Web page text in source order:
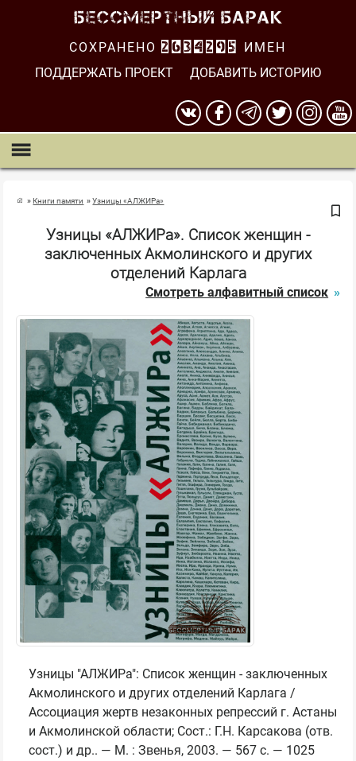
СОХРАНЕНО 2634295
ИМЕН
ПОДДЕРЖАТЬ ПРОЕКТ
ДОБАВИТЬ ИСТОРИЮ
Книги памяти Узницы «АЛЖИРа»
Узницы «АЛЖИРа». Список женщин -
заключенных Акмолинского и других
отделений Карлага
Смотреть алфавитный список
Узницы "АЛЖИРа": Список женщин - заключенных
Акмолинского и других отделений Карлага /
Ассоциация жертв незаконных репрессий г. Астаны
и Акмолинской области; Сост.: Г.Н. Карсакова (отв.
сост.) и др.. — М. : Звенья, 2003. — 567 с. — 1025